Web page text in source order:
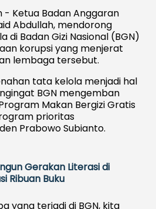
Ketua Badan Anggaran
Abdullah, mendorong
di Badan Gizi Nasional (BGN)
korupsi yang menjerat
lembaga tersebut.
tata kelola menjadi hal
BGN mengemban
Makan Bergizi Gratis
prioritas
Prabowo Subianto.
Gerakan Literasi di
Ribuan Buku
yang terjadi di BGN, kita